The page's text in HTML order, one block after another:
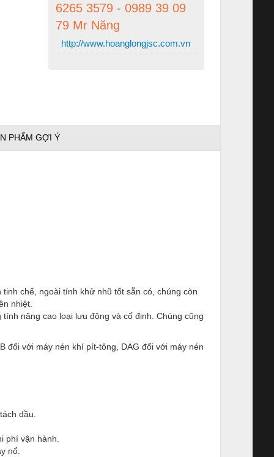
6265 3579 - 0989 39 09
79 Mr Năng
http://www.hoanglongjsc.com.vn
PHẨM GỢI Ý
chế, ngoài tính khử nhũ tốt sẵn có, chúng còn
nhiệt.
năng cao loại lưu động và cố định. Chúng cũng
đối với máy nén khí pít-tông, DAG đối với máy nén
dầu.
phí vận hành.
nổ.